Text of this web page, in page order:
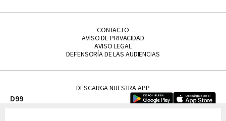
CONTACTO
AVISO DE PRIVACIDAD
AVISO LEGAL
DEFENSORÍA DE LAS AUDIENCIAS
DESCARGA NUESTRA APP
D99